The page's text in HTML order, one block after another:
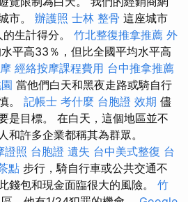
市。 辦護照 士林 整骨 這座城市
生計得分。 竹北整復推拿推薦 外
平高33％，但比全國平均水平高
經絡按摩課程費用 台中推拿推薦
當他們白天和黑夜走路或騎自行
。 記帳士 考什麼 台胞證 效期 儘
是目標。 在白天，這個地區並不
和許多企業都稱其為群眾。
證照 台胞證 遺失 台中美式整復 台
點 步行，騎自行車或公共交通不
錢包和現金面臨很大的風險。 竹